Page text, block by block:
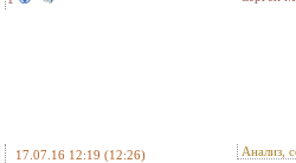
17.07.16 12:19 (12:26) Анализ,